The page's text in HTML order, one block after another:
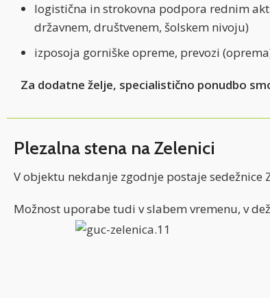
logistična in strokovna podpora rednim
državnem, društvenem, šolskem nivoju)
izposoja gorniške opreme, prevozi
Za dodatne želje, specialistično ponudbo
Plezalna stena na Zelenici
V objektu nekdanje zgodnje postaje
Možnost uporabe tudi v slabem vremenu, v